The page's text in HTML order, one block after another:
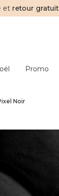
et retour gratuit
Promo
Noir